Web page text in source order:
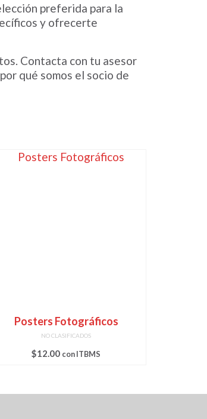
preferida para la
y ofrecerte
Contacta con tu asesor
qué somos el socio de
Posters Fotográficos
NO CLASIFICADOS
$12.00 con ITBMS